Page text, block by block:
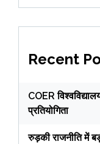
Recent
COER
प्रतियोगिता
रुड़की राजनीति में